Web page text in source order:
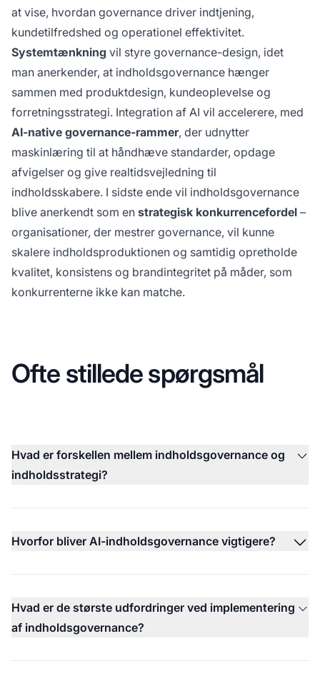
at vise, hvordan governance driver indtjening,
kundetilfredshed og operationel effektivitet.
Systemtænkning vil styre governance-design, idet
man anerkender, at indholdsgovernance hænger
sammen med produktdesign, kundeoplevelse og
forretningsstrategi. Integration af AI vil accelerere, med
AI-native governance-rammer, der udnytter
maskinlæring til at håndhæve standarder, opdage
afvigelser og give realtidsvejledning til
indholdsskabere. I sidste ende vil indholdsgovernance
blive anerkendt som en strategisk konkurrencefordel –
organisationer, der mestrer governance, vil kunne
skalere indholdsproduktionen og samtidig opretholde
kvalitet, konsistens og brandintegritet på måder, som
konkurrenterne ikke kan matche.
Ofte stillede spørgsmål
Hvad er forskellen mellem indholdsgovernance og
indholdsstrategi?
Hvorfor bliver AI-indholdsgovernance vigtigere?
Hvad er de største udfordringer ved implementering
af indholdsgovernance?